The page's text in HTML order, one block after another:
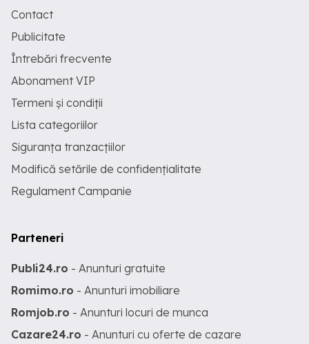
Contact
Publicitate
Întrebări frecvente
Abonament VIP
Termeni și condiții
Lista categoriilor
Siguranța tranzacțiilor
Modifică setările de confidențialitate
Regulament Campanie
Parteneri
Publi24.ro - Anunturi gratuite
Romimo.ro - Anunturi imobiliare
Romjob.ro - Anunturi locuri de munca
Cazare24.ro - Anunturi cu oferte de cazare